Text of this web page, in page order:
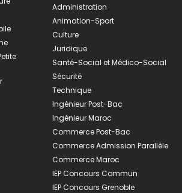
Administration
Animation-Sport
Culture
Juridique
Santé-Social et Médico-Social
Sécurité
Technique
Ingénieur Post-Bac
Ingénieur Maroc
Commerce Post-Bac
Commerce Admission Parallèle
Commerce Maroc
IEP Concours Commun
IEP Concours Grenoble